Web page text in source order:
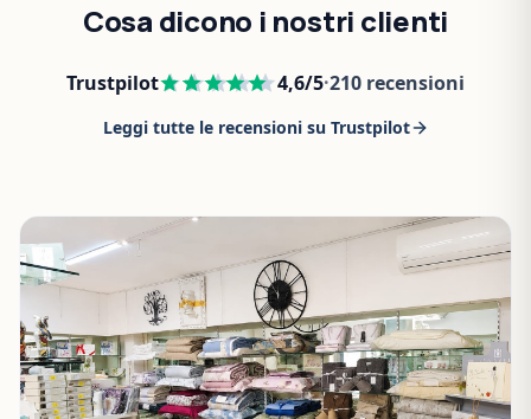
Cosa dicono i nostri clienti
Trustpilot 4,6/5·210 recensioni
Leggi tutte le recensioni su Trustpilot